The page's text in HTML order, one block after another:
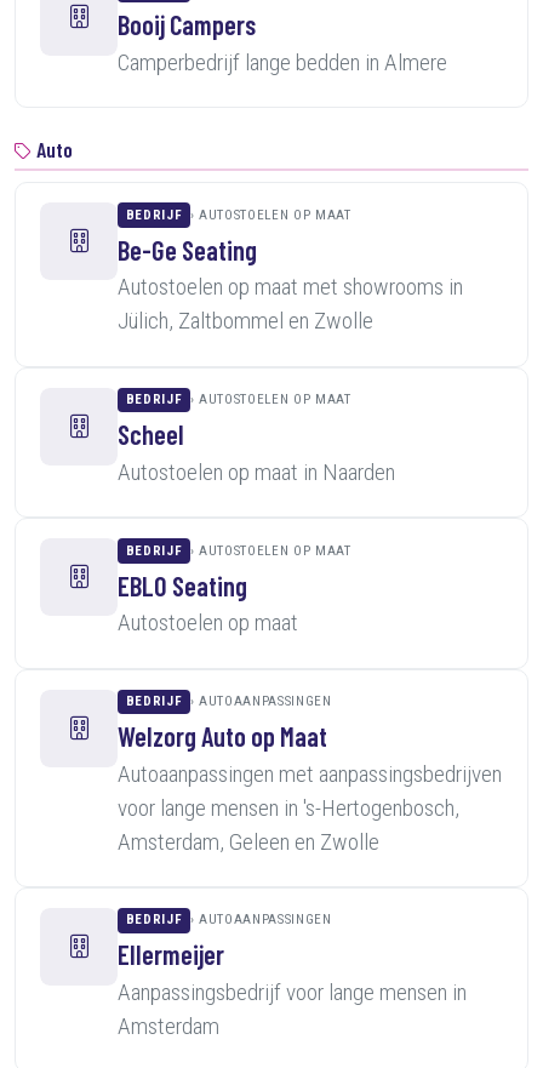
Booij Campers
Camperbedrijf lange bedden in Almere
Auto
BEDRIJF AUTOSTOELEN OP MAAT
Be-Ge Seating
Autostoelen op maat met showrooms in
Jülich, Zaltbommel en Zwolle
BEDRIJF AUTOSTOELEN OP MAAT
Scheel
Autostoelen op maat in Naarden
BEDRIJF AUTOSTOELEN OP MAAT
EBLO Seating
Autostoelen op maat
BEDRIJF AUTOAANPASSINGEN
Welzorg Auto op Maat
Autoaanpassingen met aanpassingsbedrijven
voor lange mensen in 's-Hertogenbosch,
Amsterdam, Geleen en Zwolle
BEDRIJF AUTOAANPASSINGEN
Ellermeijer
Aanpassingsbedrijf voor lange mensen in
Amsterdam